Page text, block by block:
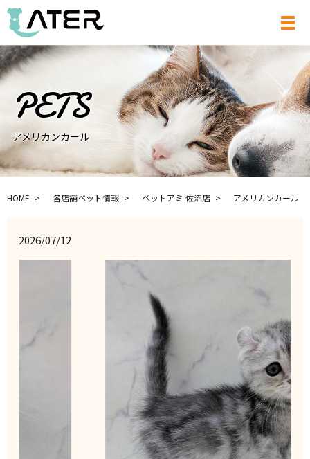
メ
アメリカンカール
HOME 各店舗ペット情報 ペットアミ 佐沼店 アメリカンカール
2026/07/12